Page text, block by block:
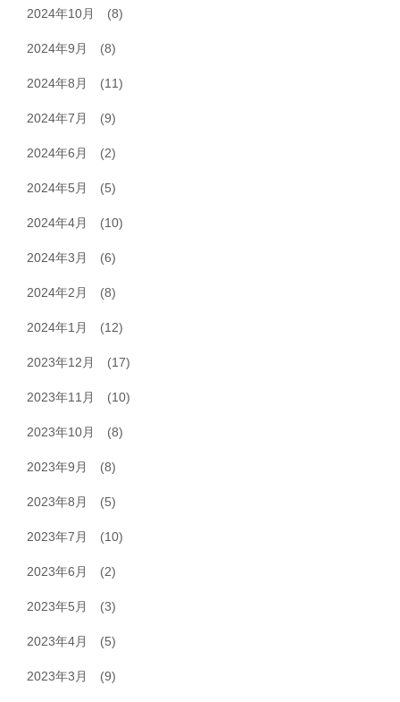
2024年10月 (8)
2024年9月 (8)
2024年8月 (11)
2024年7月 (9)
2024年6月 (2)
2024年5月 (5)
2024年4月 (10)
2024年3月 (6)
2024年2月 (8)
2024年1月 (12)
2023年12月 (17)
2023年11月 (10)
2023年10月 (8)
2023年9月 (8)
2023年8月 (5)
2023年7月 (10)
2023年6月 (2)
2023年5月 (3)
2023年4月 (5)
2023年3月 (9)